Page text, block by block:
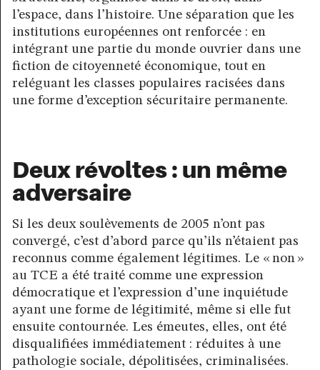
l’espace, dans l’histoire. Une séparation que les
institutions européennes ont renforcée : en
intégrant une partie du monde ouvrier dans une
fiction de citoyenneté économique, tout en
reléguant les classes populaires racisées dans
une forme d’exception sécuritaire permanente.
Deux révoltes : un même
adversaire
Si les deux soulèvements de 2005 n’ont pas
convergé, c’est d’abord parce qu’ils n’étaient pas
reconnus comme également légitimes. Le « non »
au TCE a été traité comme une expression
démocratique et l’expression d’une inquiétude
ayant une forme de légitimité, même si elle fut
ensuite contournée. Les émeutes, elles, ont été
disqualifiées immédiatement : réduites à une
pathologie sociale, dépolitisées, criminalisées.